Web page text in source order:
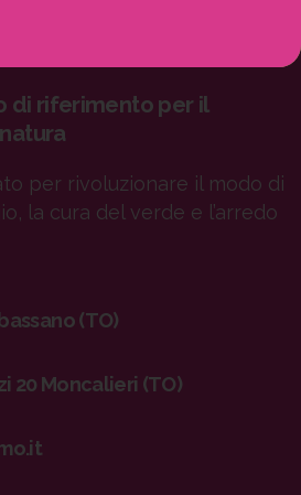
di riferimento per il
per rivoluzionare il modo di
la cura del verde e l’arredo
(TO)
20 Moncalieri (TO)